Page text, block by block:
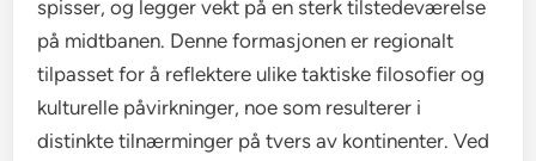
spisser, og legger vekt på en sterk tilstedeværelse
på midtbanen. Denne formasjonen er regionalt
tilpasset for å reflektere ulike taktiske filosofier og
kulturelle påvirkninger, noe som resulterer i
distinkte tilnærminger på tvers av kontinenter. Ved